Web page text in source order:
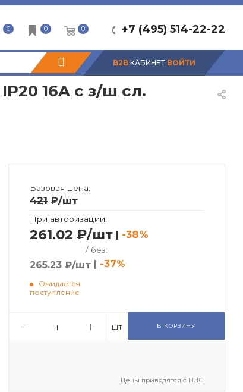
+7 (495) 514-22-22
0 0 0
B2B КАБИНЕТ ВОЙТИ
16A с з/ш сл.
Базовая цена:
421₽/шт
При авторизации:
261.02 ₽/шт | -38%
/ без:
265.23 ₽/шт | -37%
Ожидается
поступление
шт В КОРЗИНУ
Цены приводятся с НДС